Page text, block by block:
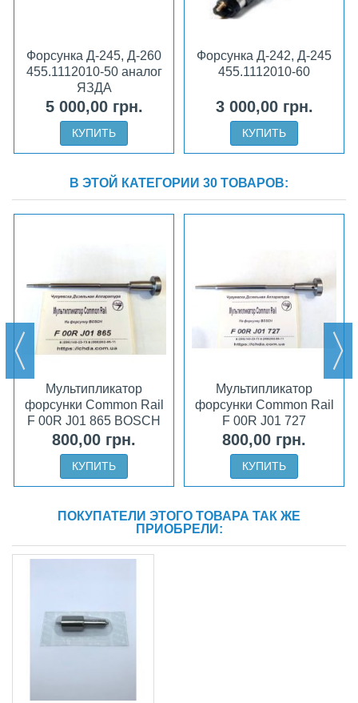
Форсунка Д-245, Д-260
455.1112010-50 аналог
ЯЗДА
5 000,00 грн.
КУПИТЬ
Форсунка Д-242, Д-245
455.1112010-60
3 000,00 грн.
КУПИТЬ
В ЭТОЙ КАТЕГОРИИ 30 ТОВАРОВ:
Мультипликатор
форсунки Common Rail
F 00R J01 865 BOSCH
800,00 грн.
КУПИТЬ
Мультипликатор
форсунки Common Rail
F 00R J01 727
800,00 грн.
КУПИТЬ
ПОКУПАТЕЛИ ЭТОГО ТОВАРА ТАК ЖЕ
ПРИОБРЕЛИ: